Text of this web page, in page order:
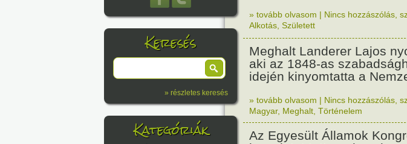
Keresés
» részletes keresés
Kategóriák
» tovább olvasom | Nincs hozzászólás,
Alkotás Született
Meghalt Landerer Lajos
aki az 1848-as
idején kinyomtatta a
» tovább olvasom | Nincs hozzászólás,
Magyar, Meghalt Történelem
Az Egyesült Államok